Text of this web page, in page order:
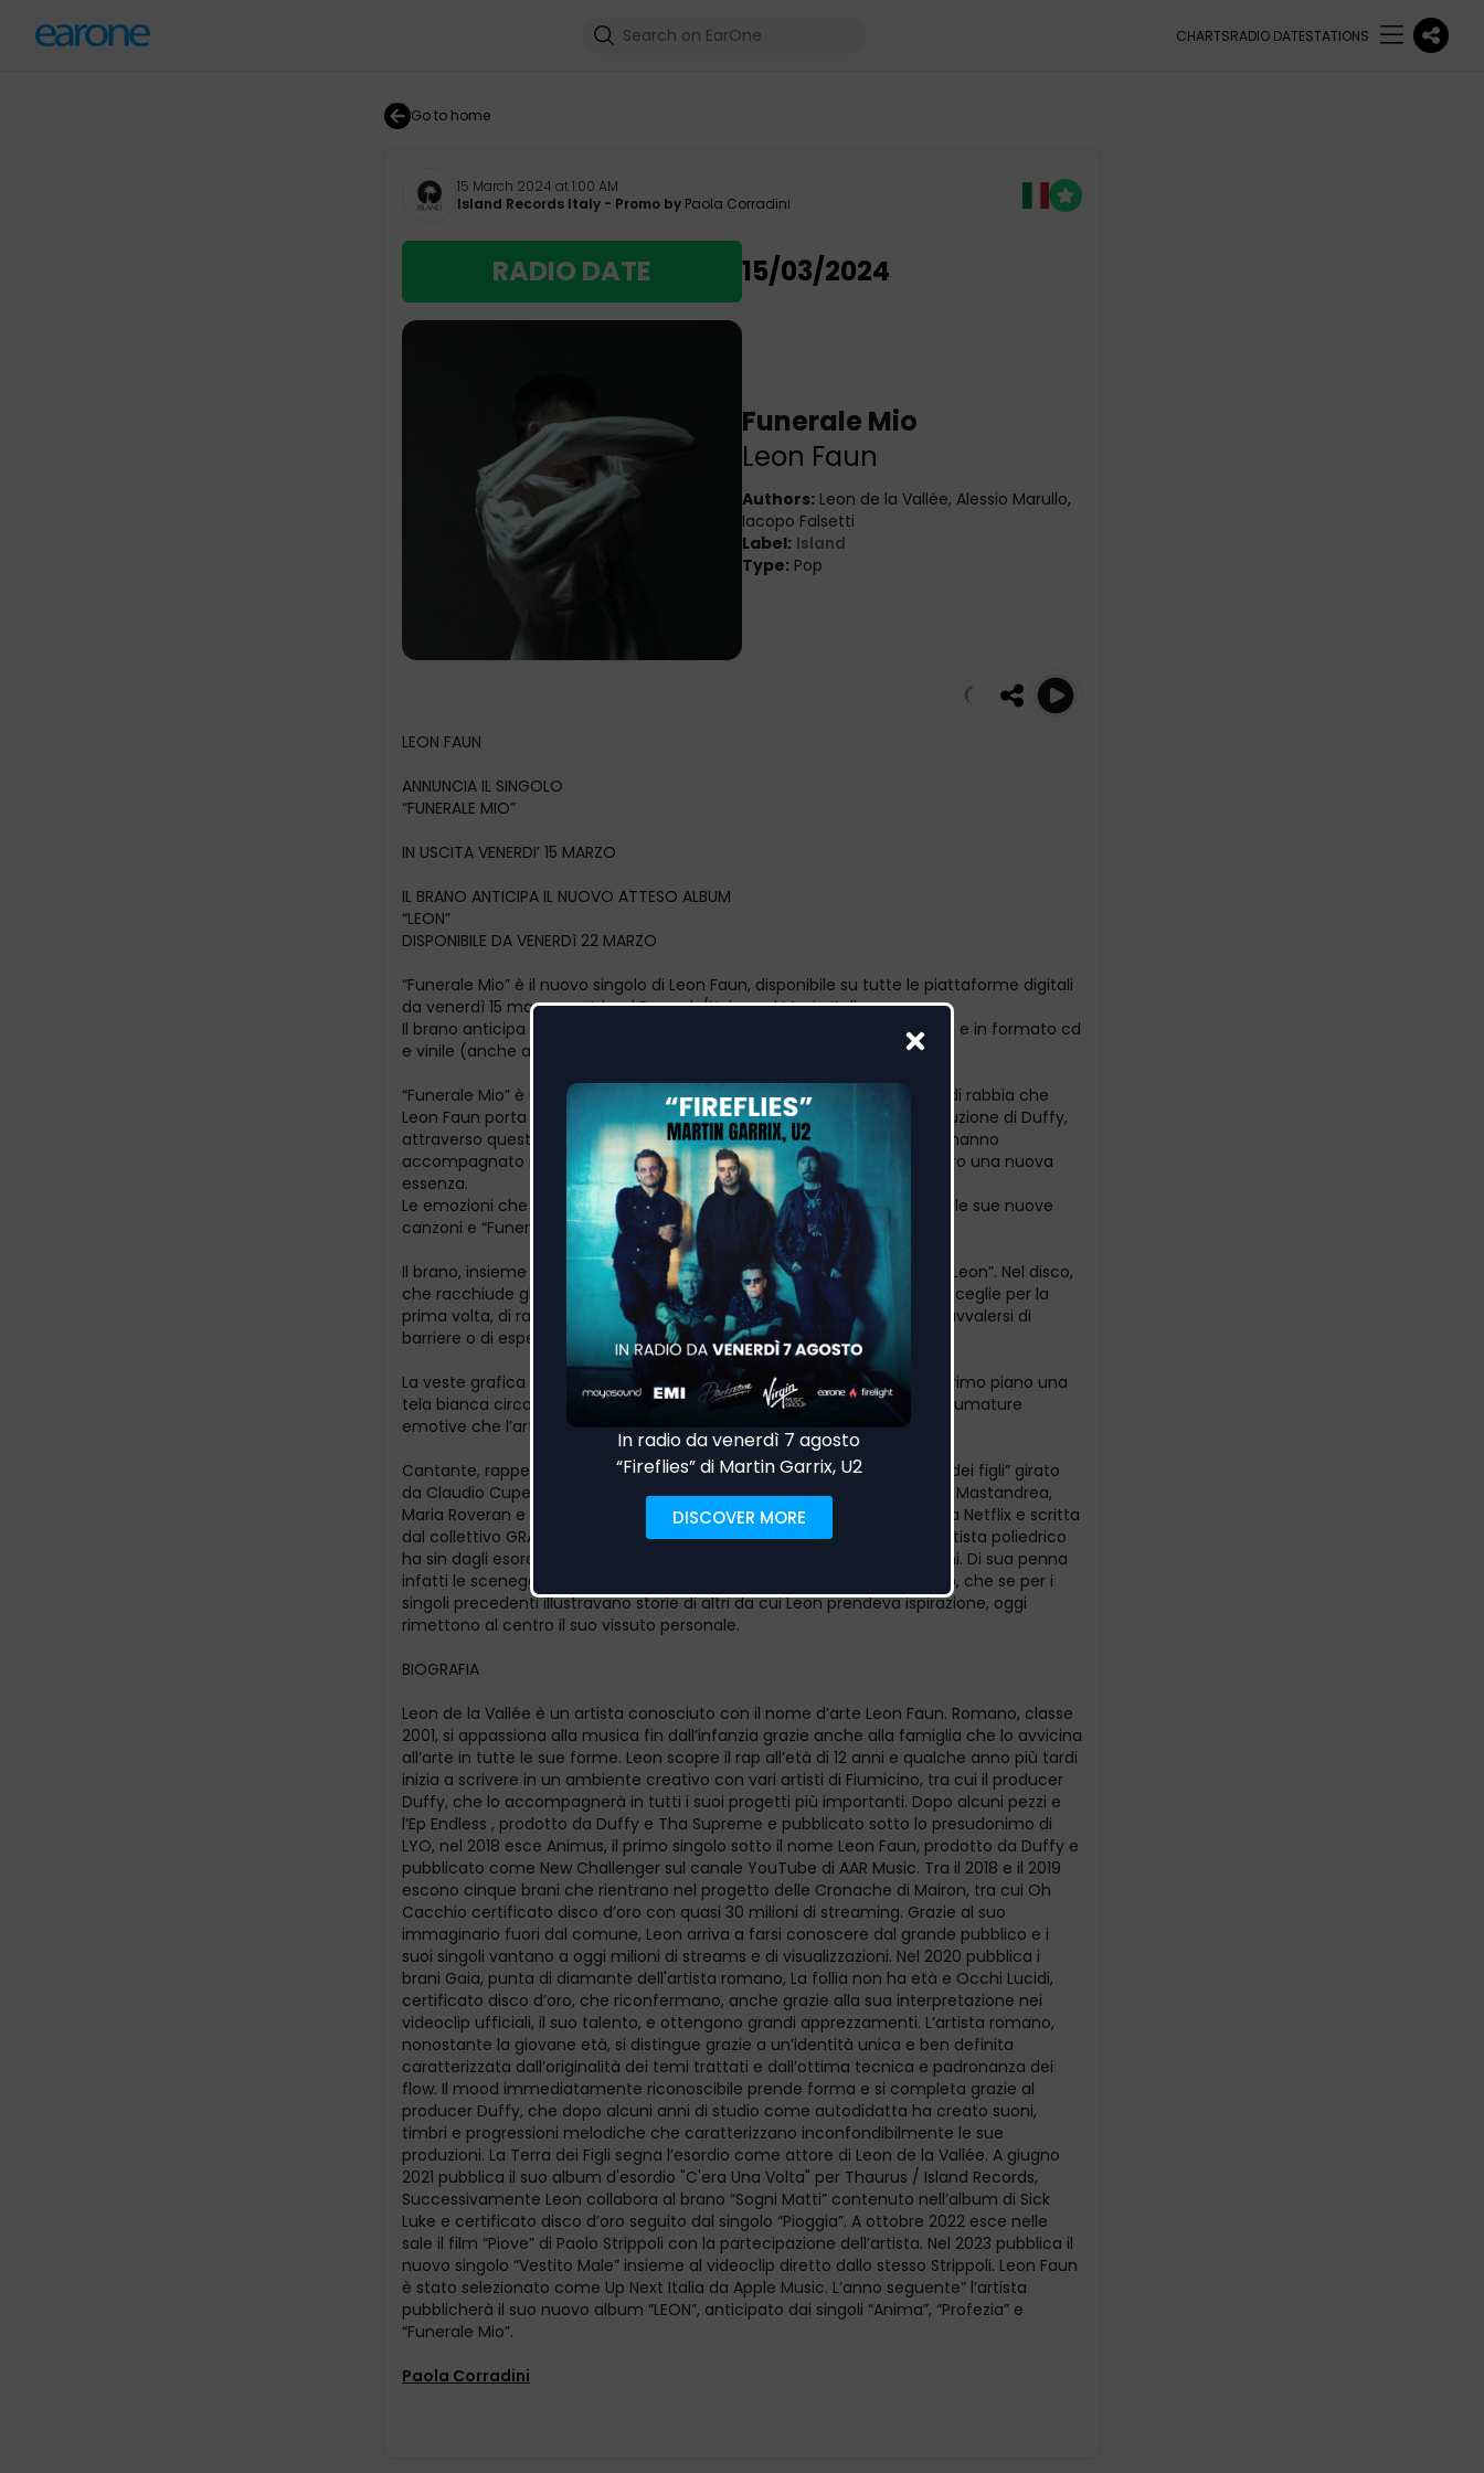
CHARTSRADIO DATESTATIONS
Go to home
15 March 2024 at 1:00 AM
Island Records Italy - Promo by Paola Corradini
RADIO DATE 15/03/2024
Funerale Mio
Leon Faun
Authors: Leon de la Vallée, Alessio Marullo,
Iacopo Falsetti
Label: Island
Type: Pop
LEON FAUN
ANNUNCIA IL SINGOLO
“FUNERALE MIO”
IN USCITA VENERDI’ 15 MARZO
IL BRANO ANTICIPA IL NUOVO ATTESO ALBUM
“LEON”
DISPONIBILE DA VENERDì 22 MARZO
“Funerale Mio” è il nuovo singolo di Leon Faun, disponibile su tutte le piattaforme digitali
da venerdì 15 marzo per Island Records/Universal Music Italia.
Il brano anticipa l’atteso album “Leon” in uscita sulle piattaforme digitali e in formato cd
e vinile (anche autografati) da venerdì 22 marzo.
“Funerale Mio” è una dichiarazione di accettazione verso il sentimento di rabbia che
Leon Faun porta con sè. L’artista, accompagnato dalla magistrale produzione di Duffy,
attraverso questo brano canalizza l’ira, la frustrazione e il dolore che lo hanno
accompagnato negli ultimi tre anni trasformandoli in musica, dando loro una nuova
essenza.
Le emozioni che l’hanno tenuto intrappolato diventano ora motore per le sue nuove
canzoni e “Funerale Mio” ne è l’espressione lampante.
Il brano, insieme ai singoli “Profezia” e “Anima”, anticipa il nuovo album “Leon”. Nel disco,
che racchiude gli ultimi anni di percorso, artistico e umano, Leon Faun sceglie per la
prima volta, di raccontare se stesso e il proprio mondo interiore senza avvalersi di
barriere o di espedienti narrativi.
La veste grafica del progetto richiama questo concetto mettendo in primo piano una
tela bianca circondata dai colori che rappresentano la moltitudine di sfumature
emotive che l’artista sceglie di svelare attraverso la musica.
Cantante, rapper e attore -Leon è stato protagonista del film “La terra dei figli” girato
da Claudio Cupellini a fianco di nomi illustri come Valeria Golino, Valerio Mastandrea,
Maria Roveran e ha preso parte nel cast di “Briganti”, la serie prodotta da Netflix e scritta
dal collettivo GRAMS, prossimamente disponibile sulla piattaforma - l’artista poliedrico
ha sin dagli esordi dimostrato di sapere intrecciare entrambe le passioni. Di sua penna
infatti le sceneggiature dei videoclip, dal potente impatto immaginifico, che se per i
singoli precedenti illustravano storie di altri da cui Leon prendeva ispirazione, oggi
rimettono al centro il suo vissuto personale.
BIOGRAFIA
Leon de la Vallée è un artista conosciuto con il nome d’arte Leon Faun. Romano, classe
2001, si appassiona alla musica fin dall’infanzia grazie anche alla famiglia che lo avvicina
all’arte in tutte le sue forme. Leon scopre il rap all’età di 12 anni e qualche anno più tardi
inizia a scrivere in un ambiente creativo con vari artisti di Fiumicino, tra cui il producer
Duffy, che lo accompagnerà in tutti i suoi progetti più importanti. Dopo alcuni pezzi e
l’Ep Endless , prodotto da Duffy e Tha Supreme e pubblicato sotto lo presudonimo di
LYO, nel 2018 esce Animus, il primo singolo sotto il nome Leon Faun, prodotto da Duffy e
pubblicato come New Challenger sul canale YouTube di AAR Music. Tra il 2018 e il 2019
escono cinque brani che rientrano nel progetto delle Cronache di Mairon, tra cui Oh
Cacchio certificato disco d’oro con quasi 30 milioni di streaming. Grazie al suo
immaginario fuori dal comune, Leon arriva a farsi conoscere dal grande pubblico e i
suoi singoli vantano a oggi milioni di streams e di visualizzazioni. Nel 2020 pubblica i
brani Gaia, punta di diamante dell'artista romano, La follia non ha età e Occhi Lucidi,
certificato disco d’oro, che riconfermano, anche grazie alla sua interpretazione nei
videoclip ufficiali, il suo talento, e ottengono grandi apprezzamenti. L’artista romano,
nonostante la giovane età, si distingue grazie a un’identità unica e ben definita
caratterizzata dall’originalità dei temi trattati e dall’ottima tecnica e padronanza dei
flow. Il mood immediatamente riconoscibile prende forma e si completa grazie al
producer Duffy, che dopo alcuni anni di studio come autodidatta ha creato suoni,
timbri e progressioni melodiche che caratterizzano inconfondibilmente le sue
produzioni. La Terra dei Figli segna l’esordio come attore di Leon de la Vallée. A giugno
2021 pubblica il suo album d'esordio "C'era Una Volta" per Thaurus / Island Records,
Successivamente Leon collabora al brano “Sogni Matti” contenuto nell’album di Sick
Luke e certificato disco d’oro seguito dal singolo “Pioggia”. A ottobre 2022 esce nelle
sale il film “Piove” di Paolo Strippoli con la partecipazione dell’artista. Nel 2023 pubblica il
nuovo singolo “Vestito Male” insieme al videoclip diretto dallo stesso Strippoli. Leon Faun
è stato selezionato come Up Next Italia da Apple Music. L’anno seguente” l’artista
pubblicherà il suo nuovo album “LEON”, anticipato dai singoli “Anima”, “Profezia” e
“Funerale Mio”.
Paola Corradini